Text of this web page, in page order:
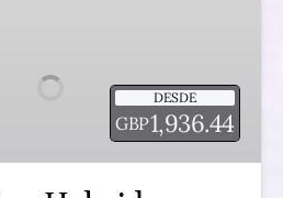
DESDE
GBP1,936.44